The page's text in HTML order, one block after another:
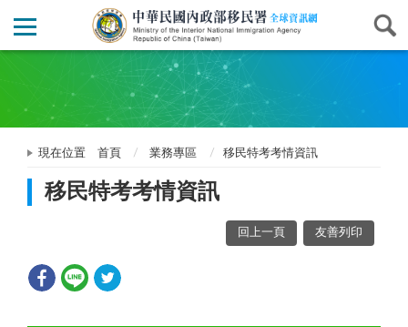
現在位置 首頁 業務專區 移民特考考情資訊
移民特考考情資訊
回上一頁 友善列印